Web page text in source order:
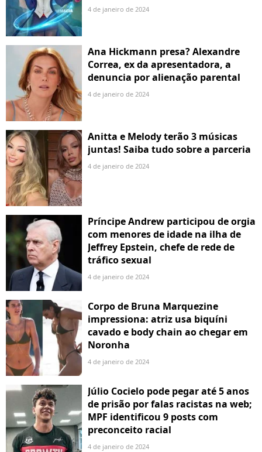
4 de janeiro de 2024
Ana Hickmann presa? Alexandre
Correa, ex da apresentadora, a
denuncia por alienação parental
4 de janeiro de 2024
Anitta e Melody terão 3 músicas
juntas! Saiba tudo sobre a parceria
4 de janeiro de 2024
Príncipe Andrew participou de orgia
com menores de idade na ilha de
Jeffrey Epstein, chefe de rede de
tráfico sexual
4 de janeiro de 2024
Corpo de Bruna Marquezine
impressiona: atriz usa biquíni
cavado e body chain ao chegar em
Noronha
4 de janeiro de 2024
Júlio Cocielo pode pegar até 5 anos
de prisão por falas racistas na web;
MPF identificou 9 posts com
preconceito racial
4 de janeiro de 2024